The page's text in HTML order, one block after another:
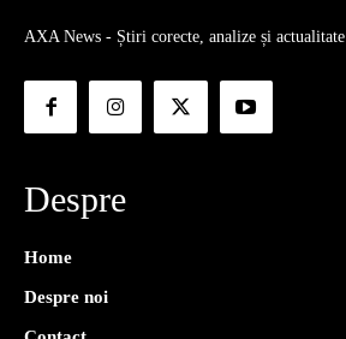
AXA News - Știri corecte, analize și actualitate
Despre
Home
Despre noi